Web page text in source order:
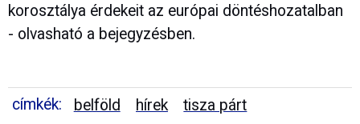
korosztálya érdekeit az európai döntéshozatalban
- olvasható a bejegyzésben.
címkék: belföld hírek tisza párt